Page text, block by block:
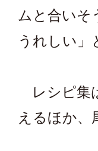
ムと合いそ
うれしい」
レシピ集
えるほか、